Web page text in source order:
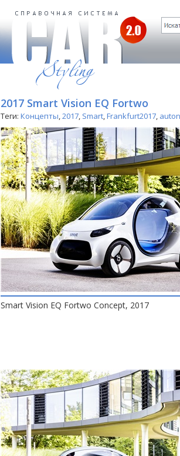
2017 Smart Vision EQ Fortwo
Теги: Концепты,2017, Smart,Frankfurt2017,
Smart Vision EQ Fortwo Concept, 2017